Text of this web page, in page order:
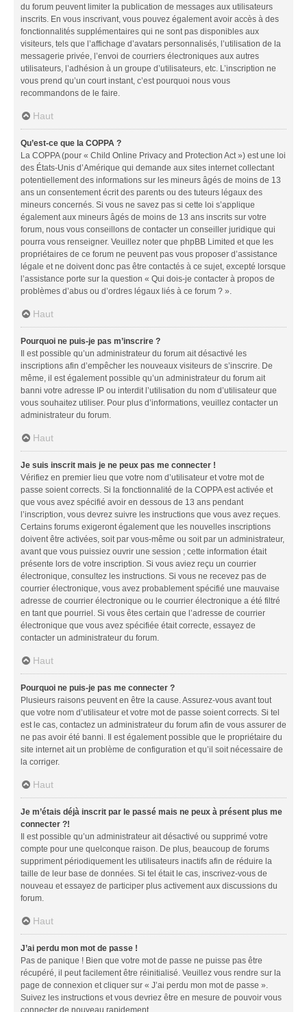
du forum peuvent limiter la publication de messages aux utilisateurs
inscrits. En vous inscrivant, vous pouvez également avoir accès à des
fonctionnalités supplémentaires qui ne sont pas disponibles aux
visiteurs, tels que l’affichage d’avatars personnalisés, l’utilisation de la
messagerie privée, l’envoi de courriers électroniques aux autres
utilisateurs, l’adhésion à un groupe d’utilisateurs, etc. L’inscription ne
vous prend qu’un court instant, c’est pourquoi nous vous
recommandons de le faire.
Haut
Qu’est-ce que la COPPA ?
La COPPA (pour « Child Online Privacy and Protection Act ») est une loi
des États-Unis d’Amérique qui demande aux sites internet collectant
potentiellement des informations sur les mineurs âgés de moins de 13
ans un consentement écrit des parents ou des tuteurs légaux des
mineurs concernés. Si vous ne savez pas si cette loi s’applique
également aux mineurs âgés de moins de 13 ans inscrits sur votre
forum, nous vous conseillons de contacter un conseiller juridique qui
pourra vous renseigner. Veuillez noter que phpBB Limited et que les
propriétaires de ce forum ne peuvent pas vous proposer d’assistance
légale et ne doivent donc pas être contactés à ce sujet, excepté lorsque
l’assistance porte sur la question « Qui dois-je contacter à propos de
problèmes d’abus ou d’ordres légaux liés à ce forum ? ».
Haut
Pourquoi ne puis-je pas m’inscrire ?
Il est possible qu’un administrateur du forum ait désactivé les
inscriptions afin d’empêcher les nouveaux visiteurs de s’inscrire. De
même, il est également possible qu’un administrateur du forum ait
banni votre adresse IP ou interdit l’utilisation du nom d’utilisateur que
vous souhaitez utiliser. Pour plus d’informations, veuillez contacter un
administrateur du forum.
Haut
Je suis inscrit mais je ne peux pas me connecter !
Vérifiez en premier lieu que votre nom d’utilisateur et votre mot de
passe soient corrects. Si la fonctionnalité de la COPPA est activée et
que vous avez spécifié avoir en dessous de 13 ans pendant
l’inscription, vous devrez suivre les instructions que vous avez reçues.
Certains forums exigeront également que les nouvelles inscriptions
doivent être activées, soit par vous-même ou soit par un administrateur,
avant que vous puissiez ouvrir une session ; cette information était
présente lors de votre inscription. Si vous aviez reçu un courrier
électronique, consultez les instructions. Si vous ne recevez pas de
courrier électronique, vous avez probablement spécifié une mauvaise
adresse de courrier électronique ou le courrier électronique a été filtré
en tant que pourriel. Si vous êtes certain que l’adresse de courrier
électronique que vous avez spécifiée était correcte, essayez de
contacter un administrateur du forum.
Haut
Pourquoi ne puis-je pas me connecter ?
Plusieurs raisons peuvent en être la cause. Assurez-vous avant tout
que votre nom d’utilisateur et votre mot de passe soient corrects. Si tel
est le cas, contactez un administrateur du forum afin de vous assurer de
ne pas avoir été banni. Il est également possible que le propriétaire du
site internet ait un problème de configuration et qu’il soit nécessaire de
la corriger.
Haut
Je m’étais déjà inscrit par le passé mais ne peux à présent plus me
connecter ?!
Il est possible qu’un administrateur ait désactivé ou supprimé votre
compte pour une quelconque raison. De plus, beaucoup de forums
suppriment périodiquement les utilisateurs inactifs afin de réduire la
taille de leur base de données. Si tel était le cas, inscrivez-vous de
nouveau et essayez de participer plus activement aux discussions du
forum.
Haut
J’ai perdu mon mot de passe !
Pas de panique ! Bien que votre mot de passe ne puisse pas être
récupéré, il peut facilement être réinitialisé. Veuillez vous rendre sur la
page de connexion et cliquer sur « J’ai perdu mon mot de passe ».
Suivez les instructions et vous devriez être en mesure de pouvoir vous
connecter de nouveau rapidement.